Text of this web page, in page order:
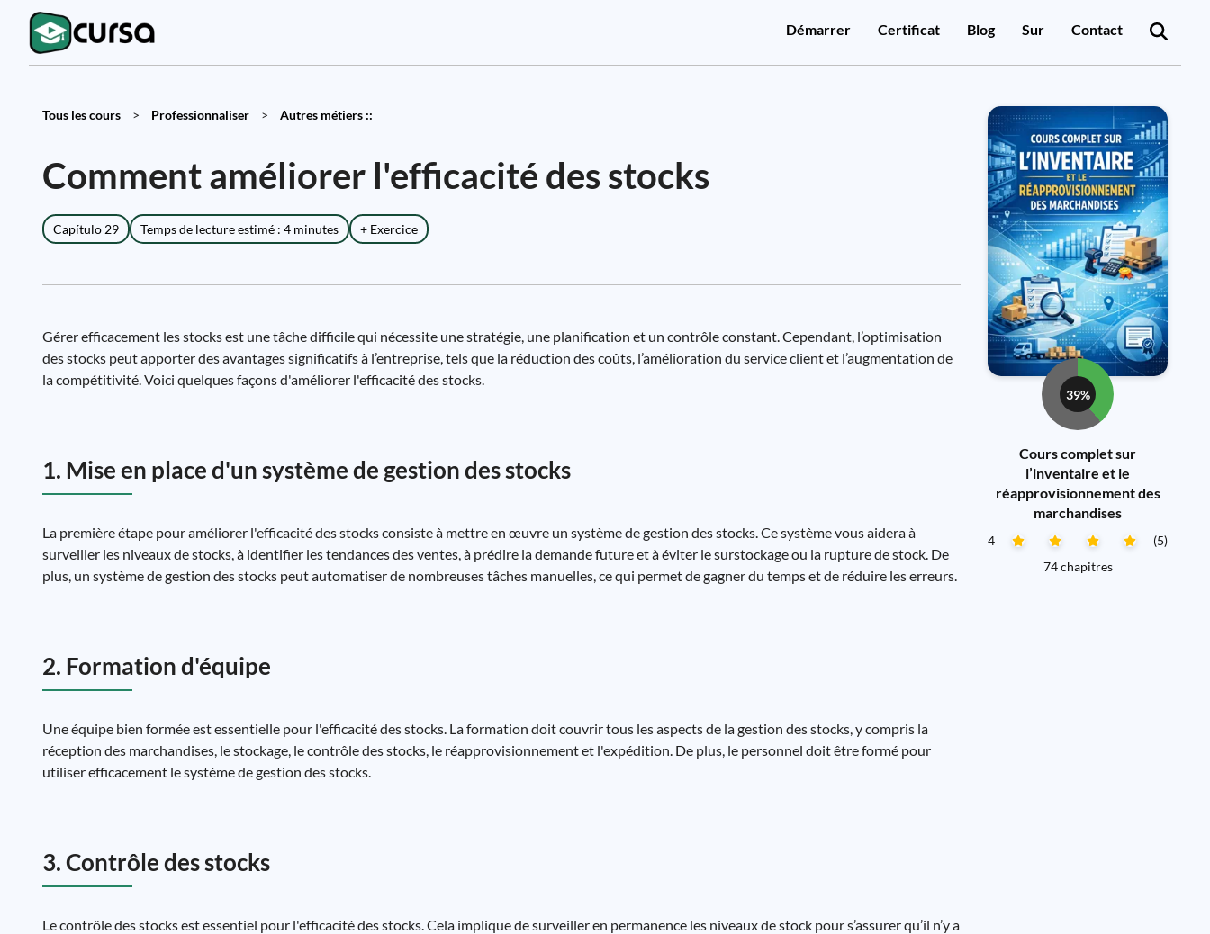
Démarrer Certificat Blog Sur Contact
Tous les cours > Professionnaliser > Autres métiers ::
Comment améliorer l'efficacité des stocks
Capítulo 29 Temps de lecture estimé : 4 minutes + Exercice
Gérer efficacement les stocks est une tâche difficile qui nécessite une stratégie, une planification et un contrôle constant. Cependant, l’optimisation
des stocks peut apporter des avantages significatifs à l’entreprise, tels que la réduction des coûts, l’amélioration du service client et l’augmentation de
la compétitivité. Voici quelques façons d'améliorer l'efficacité des stocks.
1. Mise en place d'un système de gestion des stocks
La première étape pour améliorer l'efficacité des stocks consiste à mettre en œuvre un système de gestion des stocks. Ce système vous aidera à
surveiller les niveaux de stocks, à identifier les tendances des ventes, à prédire la demande future et à éviter le surstockage ou la rupture de stock. De
plus, un système de gestion des stocks peut automatiser de nombreuses tâches manuelles, ce qui permet de gagner du temps et de réduire les erreurs.
2. Formation d'équipe
Une équipe bien formée est essentielle pour l'efficacité des stocks. La formation doit couvrir tous les aspects de la gestion des stocks, y compris la
réception des marchandises, le stockage, le contrôle des stocks, le réapprovisionnement et l'expédition. De plus, le personnel doit être formé pour
utiliser efficacement le système de gestion des stocks.
3. Contrôle des stocks
Le contrôle des stocks est essentiel pour l'efficacité des stocks. Cela implique de surveiller en permanence les niveaux de stock pour s’assurer qu’il n’y a
39%
Cours complet sur
l’inventaire et le
réapprovisionnement des
marchandises
4
(5)
74 chapitres